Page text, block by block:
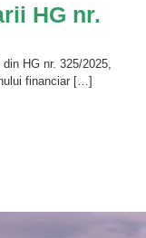
HG nr.
HG nr. 325/2025,
financiar […]